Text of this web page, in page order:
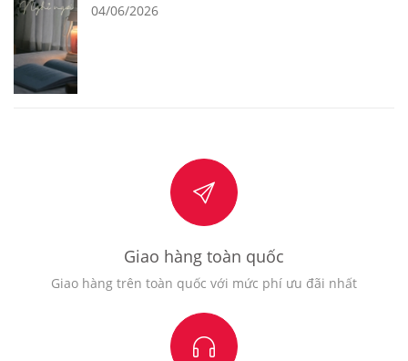
04/06/2026
Giao hàng toàn quốc
Giao hàng trên toàn quốc với mức phí ưu đãi nhất